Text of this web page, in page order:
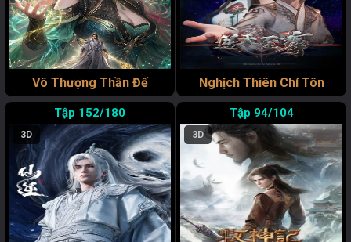
Vô Thượng Thần Đế Nghịch Thiên Chí Tôn
152/180
3D
94/104
3D